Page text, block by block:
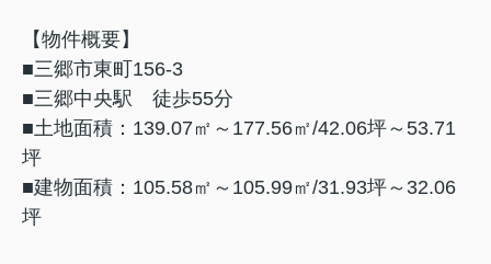
【物件概要】
■三郷市東町156-3
■三郷中央駅 徒歩55分
■土地面積：139.07㎡～177.56㎡/42.06坪～53.71
坪
■建物面積：105.58㎡～105.99㎡/31.93坪～32.06
坪